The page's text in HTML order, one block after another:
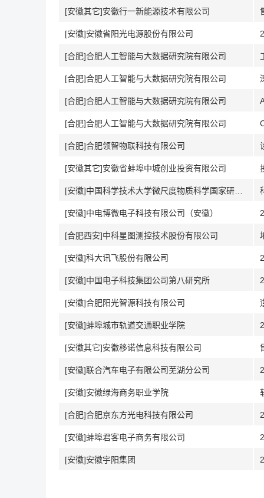
[安徽其它]安徽行一新能源技术有限公司
[安徽]安徽省阳光电源股份有限公司
[合肥]合肥人工智能与大数据研究院有限公司
[合肥]合肥人工智能与大数据研究院有限公司
[合肥]合肥人工智能与大数据研究院有限公司
[合肥]合肥人工智能与大数据研究院有限公司
[合肥]合肥领智物联科技有限公司
[安徽其它]安徽省蚌埠中城创业投资有限公司
[安徽]中电博微电子科技有限公司（安徽）
[合肥西安]中科星图测控技术股份有限公司
[安徽]科大讯飞股份有限公司
[安徽]中国电子科技集团公司第八研究所
[安徽]合肥阳光智源科技有限公司
[安徽]蚌埠城市轨道交通职业学院
[安徽其它]安徽移诺信息科技有限公司
[安徽]联合汽车电子有限公司芜湖分公司
[安徽]安徽绿海商务职业学院
[合肥]合肥京东方光电科技有限公司
[安徽]蚌埠君客电子商务有限公司
[安徽]安徽宇阳集团